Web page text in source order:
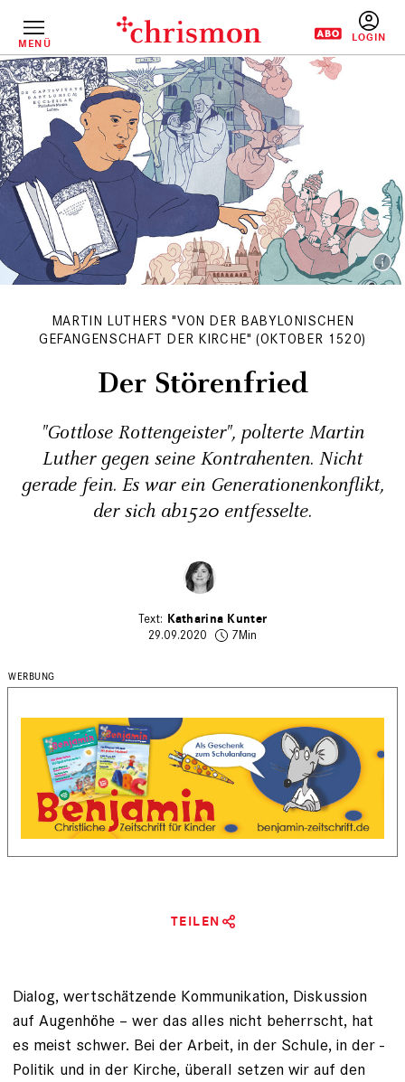
InhaltMENÜ
MARTIN LUTHERS "VON DER BABYLONISCHEN
GEFANGENSCHAFT DER KIRCHE" (OKTOBER 1520)
Der Störenfried
"Gottlose Rottengeister", polterte Martin
Luther gegen seine Kontrahenten. Nicht
gerade fein. Es war ein Generationenkonflikt,
der sich ab1520 entfesselte.
Katharina Kunter
29.09.2020
7Min
TEILEN
Dialog, wertschätzende Kommunikation, Diskussion
auf Augen­­höhe – wer das alles nicht beherrscht, hat
es meist schwer. Bei der Arbeit, in der Schule, in der ­
Politik und in der Kirche, überall setzen wir auf den